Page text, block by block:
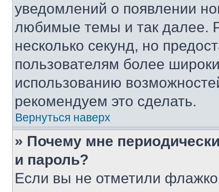
уведомлений о появлении
любимые темы и так далее.
несколько секунд, но
пользователям более
использованию
рекомендуем это сделать.
Вернуться наверх
» Почему мне
и пароль?
Если вы не отметили